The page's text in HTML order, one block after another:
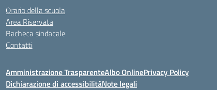
Orario della scuola
Area Riservata
Bacheca sindacale
Contatti
Amministrazione TrasparenteAlbo OnlinePrivacy Policy
Dichiarazione di accessibilitàNote legali